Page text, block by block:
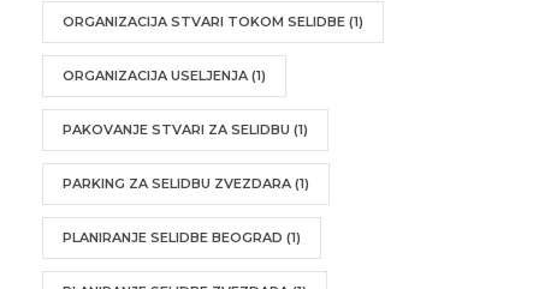
ORGANIZACIJA STVARI TOKOM SELIDBE (1)
ORGANIZACIJA USELJENJA (1)
PAKOVANJE STVARI ZA SELIDBU (1)
PARKING ZA SELIDBU ZVEZDARA (1)
PLANIRANJE SELIDBE BEOGRAD (1)